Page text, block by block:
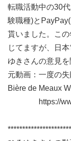
転職活動中の30
験職種)と
貰いました。こ
じてますが、日
ゆきさんの意見
元動画：一度の
Bière de Meaux
https://